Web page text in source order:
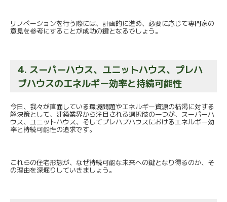
リノベーションを行う際には、計画的に進め、 必要に応じて専門家の
意見を参考にすることが成功の鍵となるでしょう。
4. スーパーハウス、ユニットハウス、 プレハ
ブハウスのエネルギー効率と持続可能性
今日、 我々が直面している環境問題やエネルギー資源の枯渇に対する
解決策として、建築業界から注目される選択肢の一つが、 スーパーハ
ウス、ユニットハウス、 そしてプレハブハウスにおけるエネルギー効
率と持続可能性の追求です。
これらの住宅形態が、なぜ持続可能な未来への鍵となり得るのか、 そ
の理由を深堀りしていきましょう。